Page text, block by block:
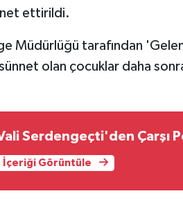
ettirildi.
Müdürlüğü tarafından
olan çocuklar daha
Serdengeçti'den Çarşı
İçeriği Görüntüle